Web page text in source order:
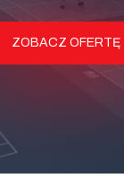
ZOBACZ OFERTĘ